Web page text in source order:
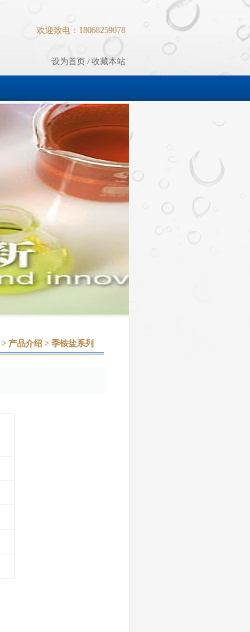
欢迎致电：18068259078
设为首页 / 收藏本站
> 产品介绍 > 季铵盐系列